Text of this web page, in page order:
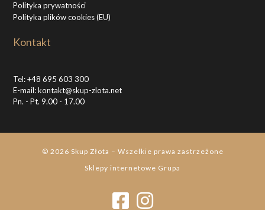
Polityka prywatności
Polityka plików cookies (EU)
Kontakt
Tel:+48 695 603 300
E-mail:kontakt@skup-zlota.net
Pn. - Pt. 9.00 - 17.00
© 2026 Skup Złota – Wszelkie prawa zastrzeżone
Sklepy internetowe Grupa